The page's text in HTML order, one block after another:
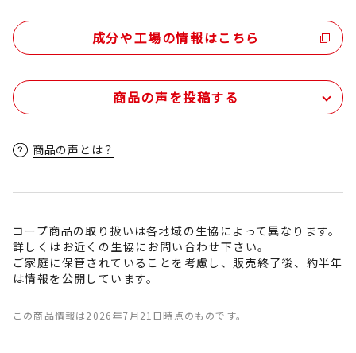
成分や工場の情報はこちら
商品の声を投稿する
商品の声とは？
コープ商品の取り扱いは各地域の生協によって異なります。
詳しくはお近くの生協にお問い合わせ下さい。
ご家庭に保管されていることを考慮し、販売終了後、約半年
は情報を公開しています。
この商品情報は2026年7月21日時点のものです。